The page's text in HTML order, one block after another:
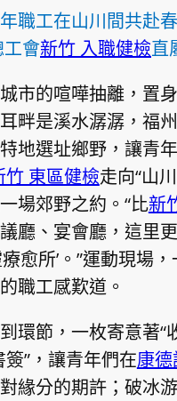
職工在山川間共赴
工會新竹 入職健檢直
市的喧嘩抽離，置
畔是溪水潺潺，福
地選址鄉野，讓青
竹 東區健檢走向“山
場郊野之約。“比新
廳、宴會廳，這里
療愈所’。”運動現場
職工感歎道。
環節，一枚寄意著“
簽”，讓青年們在康
緣分的期許；破冰